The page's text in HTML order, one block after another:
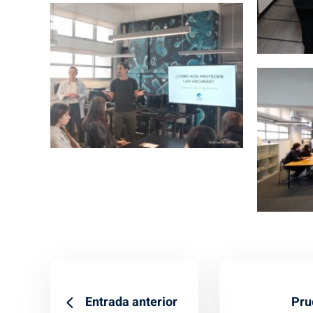
Entrada anterior